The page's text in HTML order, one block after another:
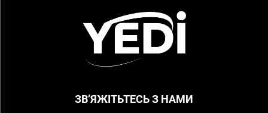
ЗВ’ЯЖІТЬТЕСЬ З НАМИ